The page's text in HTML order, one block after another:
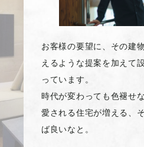
お客様の要望に、その建
えるような提案を加えて
っています。
時代が変わっても色褪せ
愛される住宅が増える、
ば良いなと。